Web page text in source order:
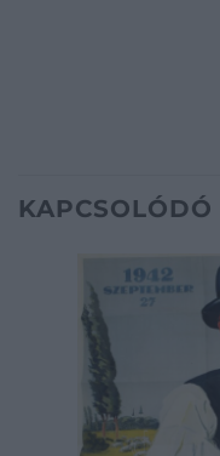
KAPCSOLÓDÓ